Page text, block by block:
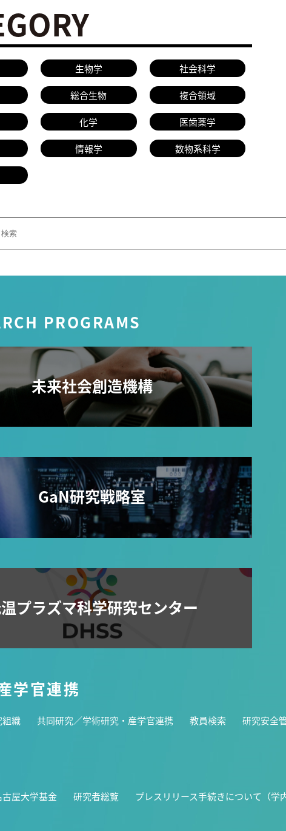
生物学 社会科学
総合生物 複合領域
化学 医歯薬学
情報学 数物系科学
PROGRAMS
未来社会創造機構
GaN研究戦略室
プラズマ科学研究センター
学官連携
組織 共同研究／学術研究・産学官連携 教員検索 研究安全
古屋大学基金 研究者総覧 プレスリリース手続きについて（学